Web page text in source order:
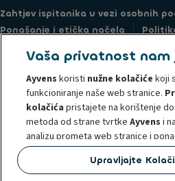
Zahtjev ispitanika u vezi osobnih
Ponašanje i etička načela
Societe Generale
Podnesite
Prijava nepravilnosti
@2024 Ayvens Grupa je vodeći globalni
s uslugama full-service leasinga,
Vaša privatnost nam
Ayvens koristi nužne kolačiće koji
funkcioniranje naše web stranice.
kolačića pristajete na korištenje
metoda od strane tvrtkeAyvens i
analizu prometa web stranice i
značajki društvenih medija i
reklama unutar/izvan naše web
Upravljajte